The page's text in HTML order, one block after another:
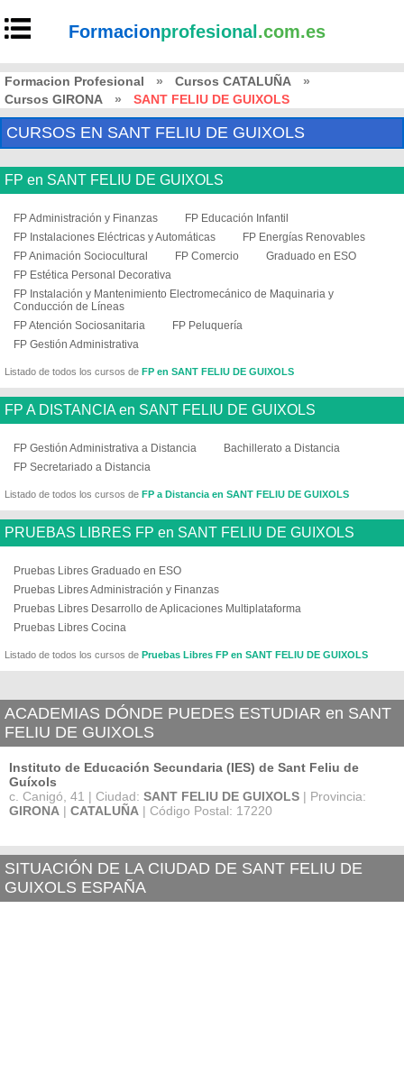
Formacionprofesional .com.es
Formacion Profesional » Cursos CATALUÑA
»
Cursos GIRONA
» SANT FELIU DE GUIXOLS
CURSOS EN SANT FELIU DE GUIXOLS
FP en SANT FELIU DE GUIXOLS
FP Administración y Finanzas
FP Educación Infantil
FP Instalaciones Eléctricas y Automáticas
FP Energías Renovables
FP Animación Sociocultural
FP Comercio
Graduado en ESO
FP Estética Personal Decorativa
FP Instalación y Mantenimiento Electromecánico de Maquinaria y
Conducción de Líneas
FP Atención Sociosanitaria
FP Peluquería
FP Gestión Administrativa
Listado de todos los cursos de FP en SANT FELIU DE GUIXOLS
FP A DISTANCIA en SANT FELIU DE GUIXOLS
FP Gestión Administrativa a Distancia
Bachillerato a Distancia
FP Secretariado a Distancia
Listado de todos los cursos de FP a Distancia en SANT FELIU DE GUIXOLS
PRUEBAS LIBRES FP en SANT FELIU DE GUIXOLS
Pruebas Libres Graduado en ESO
Pruebas Libres Administración y Finanzas
Pruebas Libres Desarrollo de Aplicaciones Multiplataforma
Pruebas Libres Cocina
Listado de todos los cursos de Pruebas Libres FP en SANT FELIU DE GUIXOLS
ACADEMIAS DÓNDE PUEDES ESTUDIAR en SANT
FELIU DE GUIXOLS
Instituto de Educación Secundaria (IES) de Sant Feliu de
Guíxols
c. Canigó, 41 | Ciudad: SANT FELIU DE GUIXOLS | Provincia:
GIRONA | CATALUÑA | Código Postal: 17220
SITUACIÓN DE LA CIUDAD DE SANT FELIU DE
GUIXOLS ESPAÑA